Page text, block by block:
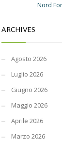
Nord
ARCHIVES
Agosto 2026
Luglio 2026
Giugno 2026
Maggio 2026
Aprile 2026
Marzo 2026